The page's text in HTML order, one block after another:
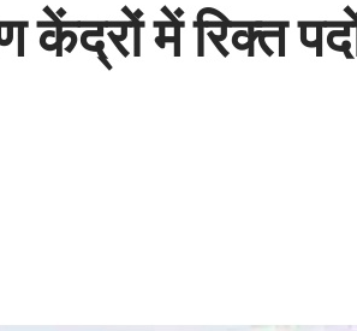
केंद्रों में रिक्त